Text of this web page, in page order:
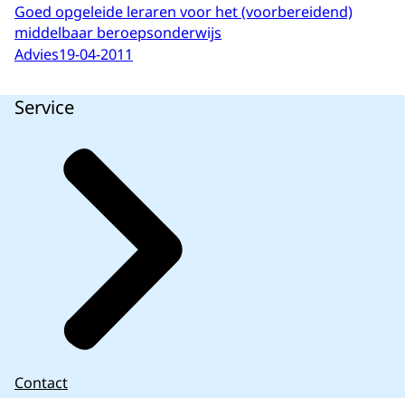
Goed opgeleide leraren voor het (voorbereidend)
middelbaar beroepsonderwijs
Advies19-04-2011
Service
Contact